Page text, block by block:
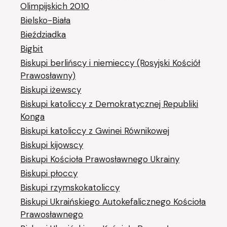
Olimpijskich 2010
Bielsko-Biała
Bieździadka
Bigbit
Biskupi berlińscy i niemieccy (Rosyjski Kościół
Prawosławny)
Biskupi iżewscy
Biskupi katoliccy z Demokratycznej Republiki
Konga
Biskupi katoliccy z Gwinei Równikowej
Biskupi kijowscy
Biskupi Kościoła Prawosławnego Ukrainy
Biskupi płoccy
Biskupi rzymskokatoliccy
Biskupi Ukraińskiego Autokefalicznego Kościoła
Prawosławnego